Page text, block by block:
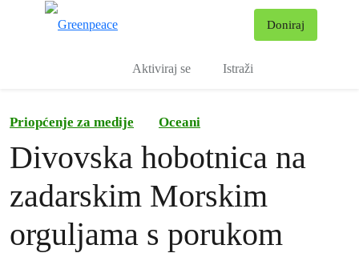
Doniraj
Aktiviraj se Istraži
Priopćenje za medije Oceani
Divovska hobotnica na
zadarskim Morskim
orguljama s porukom